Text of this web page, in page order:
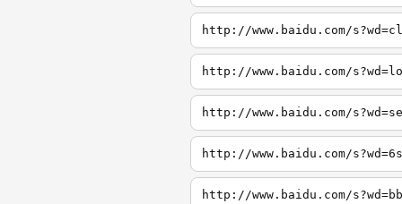
http://www.baidu.com/
http://www.baidu.com/
http://www.baidu.com/
http://www.baidu.com/
http://www.baidu.com/